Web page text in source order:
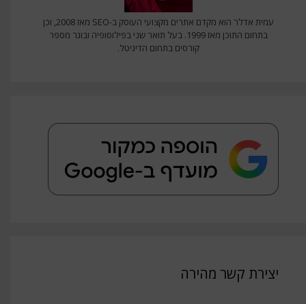
עמית אדלר הוא מקדם אתרים מקצועי העוסק ב-SEO מאז 2008, וכן
בתחום התוכן מאז 1999. בעל תואר שני בפילוסופיה ובוגר מספר
קורסים בתחום הדיגיטל.
יצירת קשר מהירה